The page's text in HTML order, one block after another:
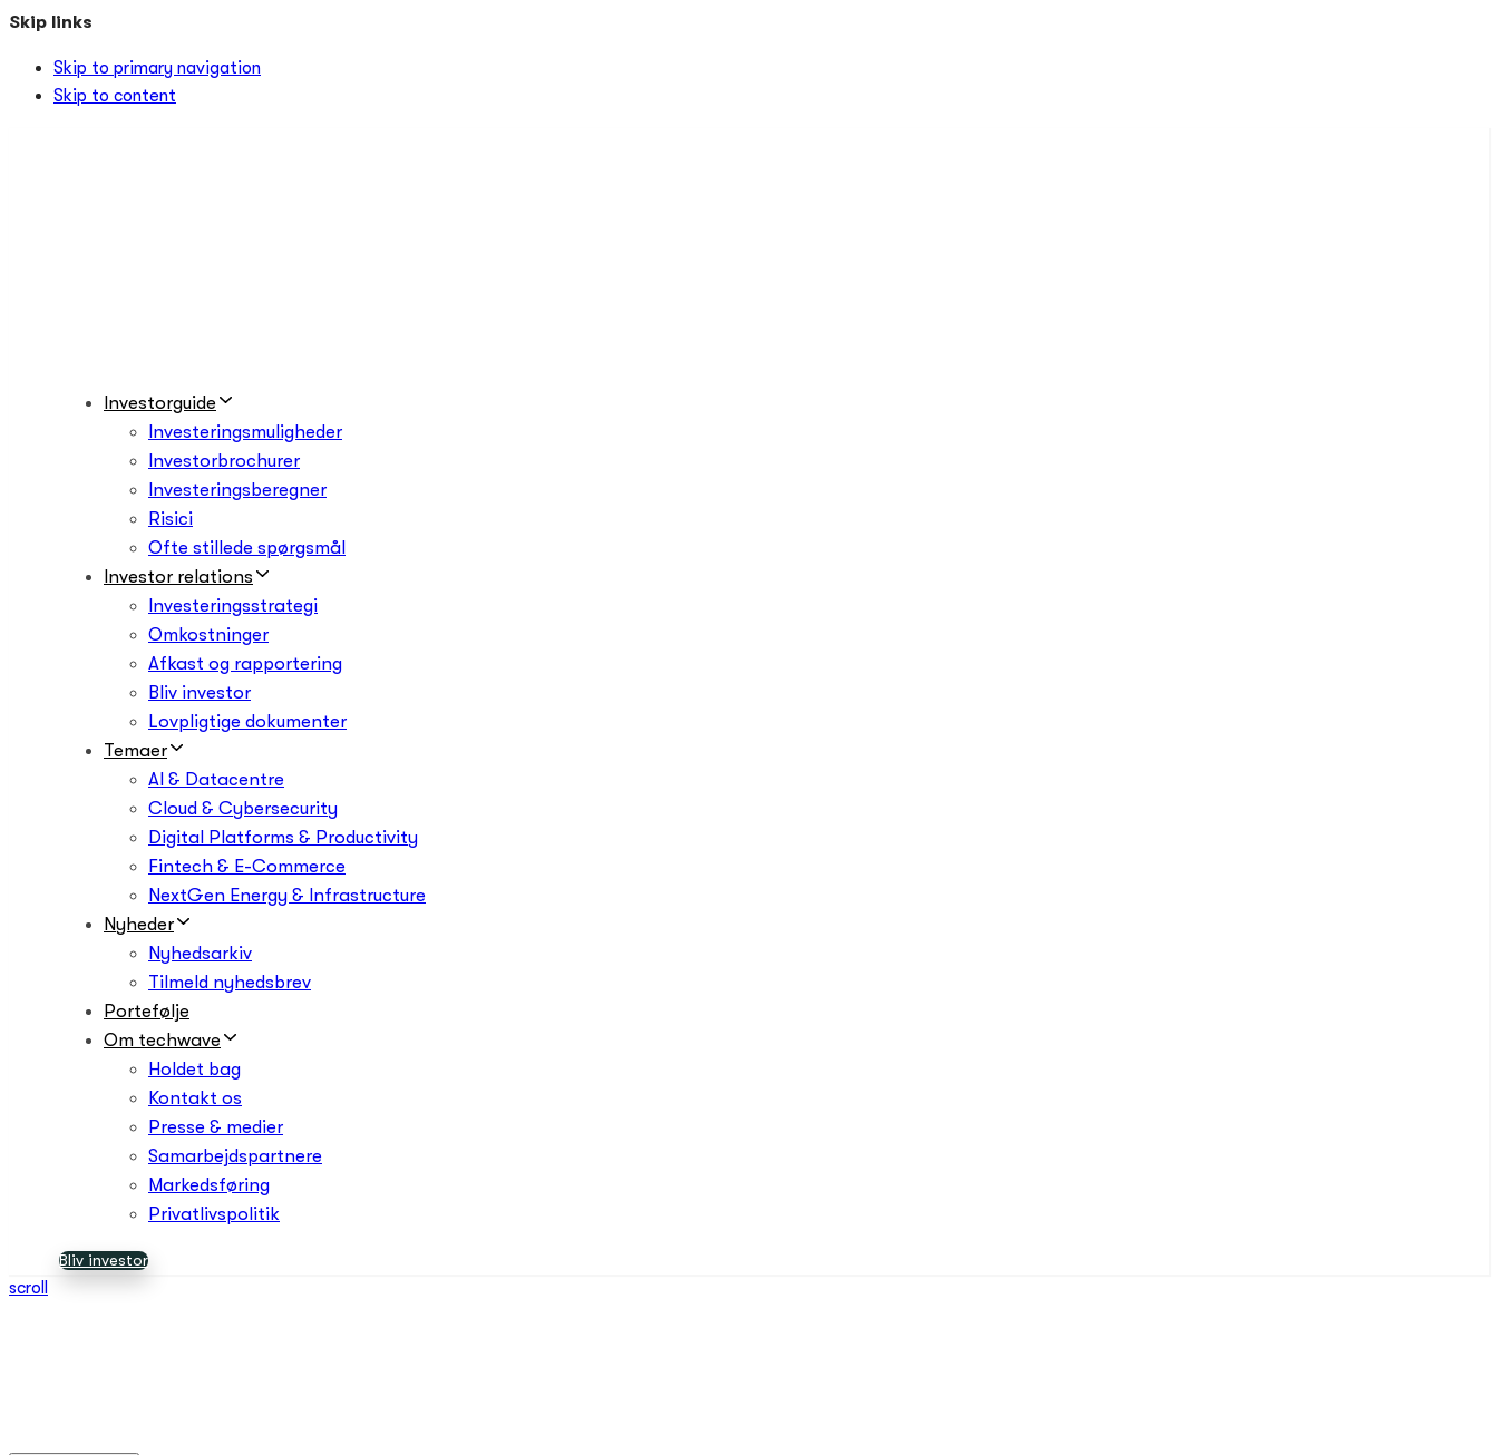
Skip links
Skip to primary navigation
Skip to content
Investorguide
Investeringsmuligheder
Investorbrochurer
Investeringsberegner
Risici
Ofte stillede spørgsmål
Investor relations
Investeringsstrategi
Omkostninger
Afkast og rapportering
Bliv investor
Lovpligtige dokumenter
Temaer
AI & Datacentre
Cloud & Cybersecurity
Digital Platforms & Productivity
Fintech & E-Commerce
NextGen Energy & Infrastructure
Nyheder
Nyhedsarkiv
Tilmeld nyhedsbrev
Portefølje
Om techwave
Holdet bag
Kontakt os
Presse & medier
Samarbejdspartnere
Markedsføring
Privatlivspolitik
Bliv investor
scroll